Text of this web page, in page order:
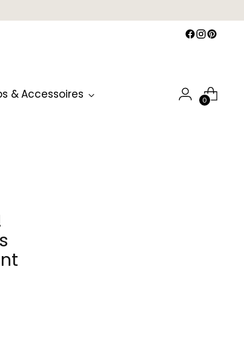
& Accessoires 0